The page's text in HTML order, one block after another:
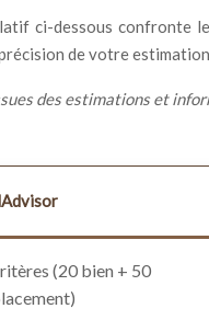
ci-dessous confronte
de votre
des estimations et
(20 bien + 50